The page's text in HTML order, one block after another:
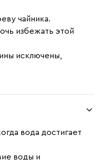
чайника.
избежать этой
исключены,
вода достигает
воды и